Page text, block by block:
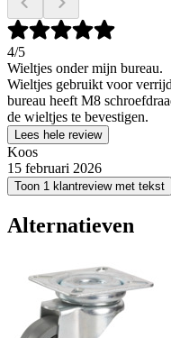
4/5
Wieltjes onder mijn bureau.
Wieltjes gebruikt voor
bureau heeft M8
de wieltjes te bevestigen.
Lees hele review
Koos
15 februari 2026
Toon 1 klantreview met tekst
Alternatieven